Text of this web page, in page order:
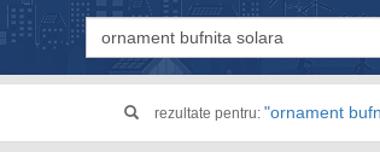
rezultate pentru: "ornament